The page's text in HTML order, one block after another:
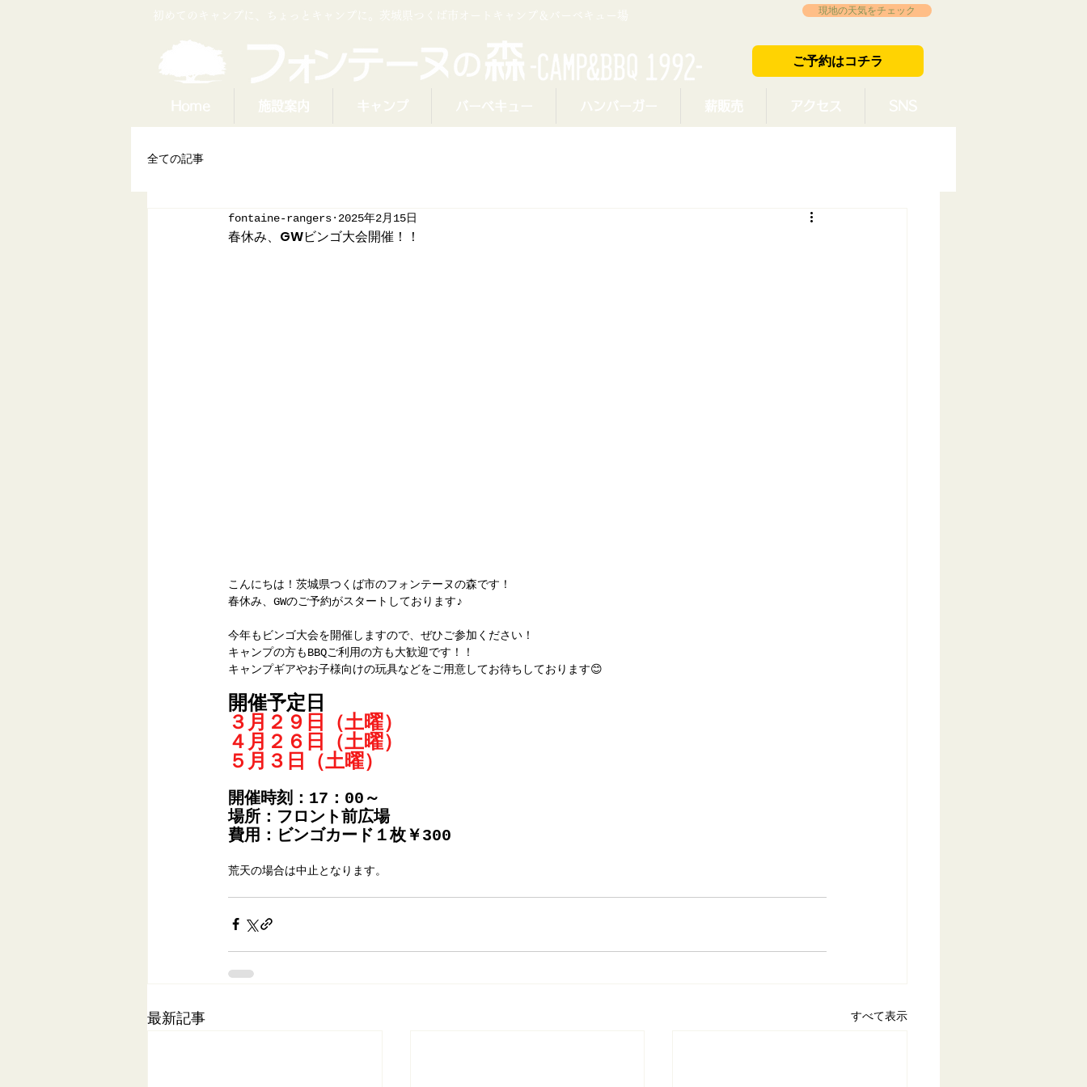
​初めてのキャンプに、ちょっとキャンプに。茨城県つくば市オートキャンプ＆バーベキュー場 現地の天気をチェック
ご予約はコチラ
Home 施設案内 キャンプ バーベキュー ハンバーガー 薪販売 アクセス SNS
全ての記事
春休み、GWビンゴ大会開催！！
fontaine-rangers 2025年2月15日
こんにちは！茨城県つくば市のフォンテーヌの森です！
春休み、GWのご予約がスタートしております♪
今年もビンゴ大会を開催しますので、ぜひご参加ください！
キャンプの方もBBQご利用の方も大歓迎です！！
キャンプギアやお子様向けの玩具などをご用意してお待ちしております😊
開催予定日
３月２９日（土曜）
４月２６日（土曜）
５月３日（土曜）
開催時刻：17：00～
場所：フロント前広場
費用：ビンゴカード１枚￥300
荒天の場合は中止となります。
最新記事 すべて表示